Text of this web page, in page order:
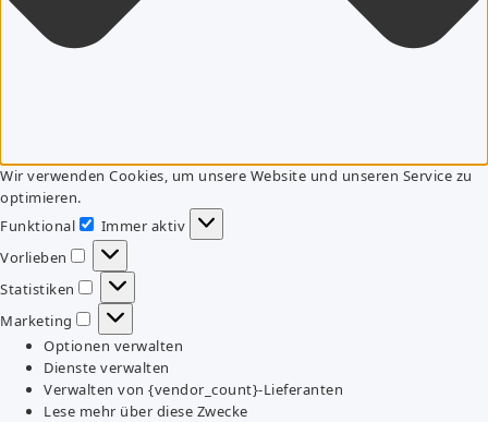
Wir verwenden Cookies, um unsere Website und unseren Service zu
optimieren.
Funktional
Funktional
Immer aktiv
Vorlieben
Vorlieben
Statistiken
Statistiken
Marketing
Marketing
Optionen verwalten
Dienste verwalten
Verwalten von {vendor_count}-Lieferanten
Lese mehr über diese Zwecke